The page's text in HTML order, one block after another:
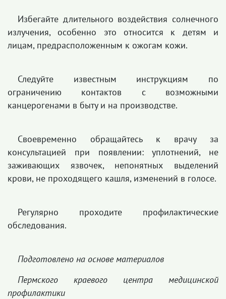
Избегайте длительного воздействия солнечного
излучения, особенно это относится к детям и
лицам, предрасположенным к ожогам кожи.
Следуйте известным инструкциям по
ограничению контактов с возможными
канцерогенами в быту и на производстве.
Своевременно обращайтесь к врачу за
консультацией при появлении: уплотнений, не
заживающих язвочек, непонятных выделений
крови, не проходящего кашля, изменений в голосе.
Регулярно проходите профилактические
обследования.
Подготовлено на основе материалов
Пермского краевого центра медицинской
профилактики